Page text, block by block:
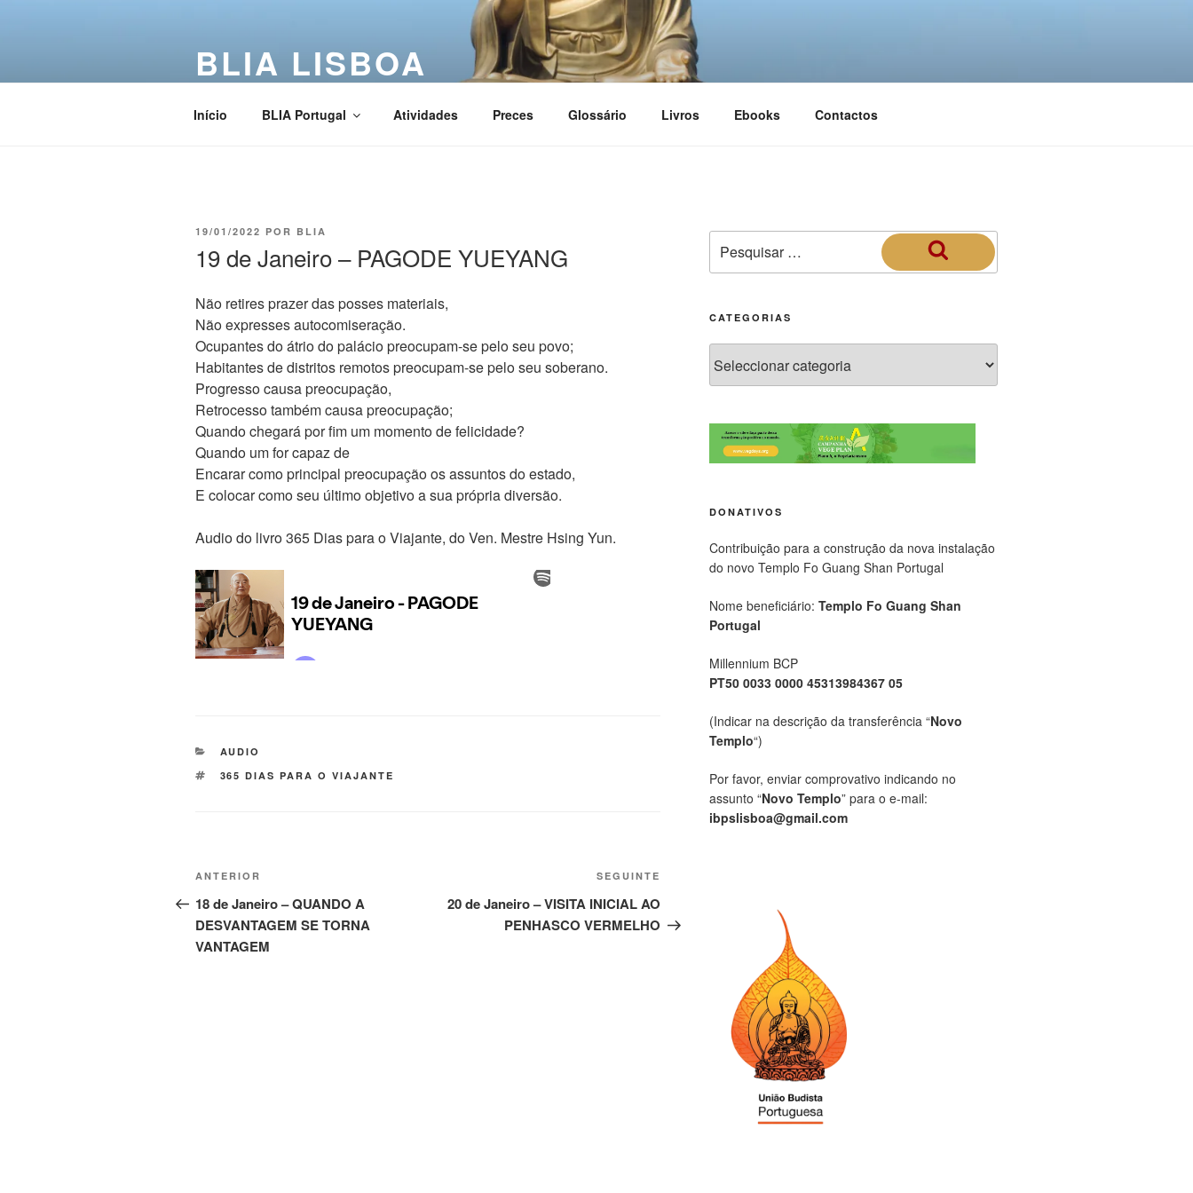
BLIA LISBOA
Início BLIA Portugal Atividades Preces Glossário Livros Ebooks Contactos
19/01/2022 POR BLIA
19 de Janeiro – PAGODE YUEYANG
Não retires prazer das posses materiais,
Não expresses autocomiseração.
Ocupantes do átrio do palácio preocupam-se pelo seu povo;
Habitantes de distritos remotos preocupam-se pelo seu soberano.
Progresso causa preocupação,
Retrocesso também causa preocupação;
Quando chegará por fim um momento de felicidade?
Quando um for capaz de
Encarar como principal preocupação os assuntos do estado,
E colocar como seu último objetivo a sua própria diversão.
Audio do livro 365 Dias para o Viajante, do Ven. Mestre Hsing Yun.
AUDIO
365 DIAS PARA O VIAJANTE
ANTERIOR
18 de Janeiro – QUANDO A
DESVANTAGEM SE TORNA
VANTAGEM
SEGUINTE
20 de Janeiro – VISITA INICIAL AO
PENHASCO VERMELHO
CATEGORIAS
DONATIVOS
Contribuição para a construção da nova instalação
do novo Templo Fo Guang Shan Portugal
Nome beneficiário: Templo Fo Guang Shan
Portugal
Millennium BCP
PT50 0033 0000 45313984367 05
(Indicar na descrição da transferência “Novo
Templo“)
Por favor, enviar comprovativo indicando no
assunto “Novo Templo” para o e-mail:
ibpslisboa@gmail.com